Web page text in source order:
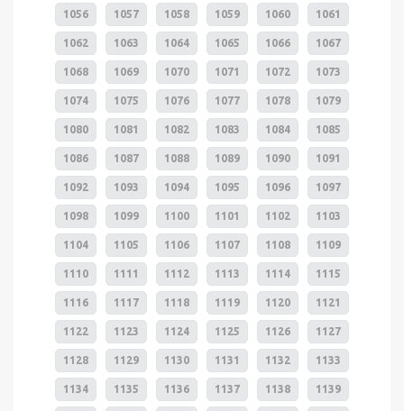
1056 1057 1058 1059 1060 1061
1062 1063 1064 1065 1066 1067
1068 1069 1070 1071 1072 1073
1074 1075 1076 1077 1078 1079
1080 1081 1082 1083 1084 1085
1086 1087 1088 1089 1090 1091
1092 1093 1094 1095 1096 1097
1098 1099 1100 1101 1102 1103
1104 1105 1106 1107 1108 1109
1110 1111 1112 1113 1114 1115
1116 1117 1118 1119 1120 1121
1122 1123 1124 1125 1126 1127
1128 1129 1130 1131 1132 1133
1134 1135 1136 1137 1138 1139